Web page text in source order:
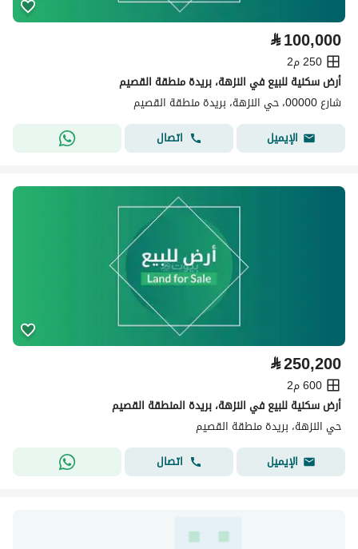
⃁100,000
250 م2
أرض سكنية للبيع في النزهة، بريدة منطقة القصيم
شارع 00000، حي النزهة، بريدة منطقة القصيم
الإيميل
اتصال
⃁250,200
600 م2
أرض سكنية للبيع في النزهة، بريدة المنطقة القصيم
حي النزهة، بريدة منطقة القصيم
الإيميل
اتصال